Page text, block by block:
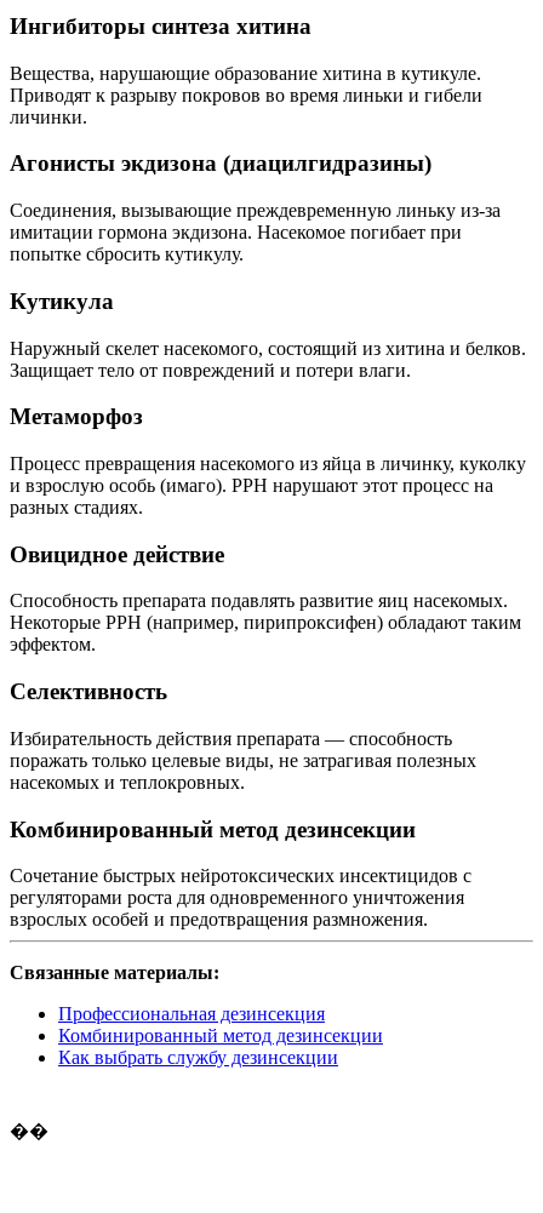
Ингибиторы синтеза хитина
Вещества, нарушающие образование хитина в кутикуле.
Приводят к разрыву покровов во время линьки и гибели
личинки.
Агонисты экдизона (диацилгидразины)
Соединения, вызывающие преждевременную линьку из-за
имитации гормона экдизона. Насекомое погибает при
попытке сбросить кутикулу.
Кутикула
Наружный скелет насекомого, состоящий из хитина и белков.
Защищает тело от повреждений и потери влаги.
Метаморфоз
Процесс превращения насекомого из яйца в личинку, куколку
и взрослую особь (имаго). РРН нарушают этот процесс на
разных стадиях.
Овицидное действие
Способность препарата подавлять развитие яиц насекомых.
Некоторые РРН (например, пирипроксифен) обладают таким
эффектом.
Селективность
Избирательность действия препарата — способность
поражать только целевые виды, не затрагивая полезных
насекомых и теплокровных.
Комбинированный метод дезинсекции
Сочетание быстрых нейротоксических инсектицидов с
регуляторами роста для одновременного уничтожения
взрослых особей и предотвращения размножения.
Связанные материалы:
Профессиональная дезинсекция
Комбинированный метод дезинсекции
Как выбрать службу дезинсекции
��